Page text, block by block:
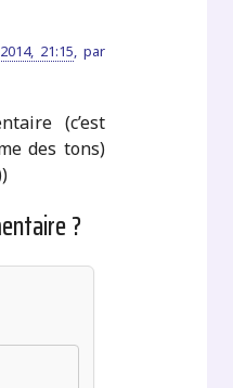
21:15 par
(c’est
des tons)
?